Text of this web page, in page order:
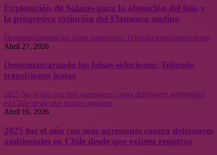
Explotación de Salares para la obtención del litio y
la progresiva extinción del Flamenco andino
Desenmascarando las falsas soluciones: Tejiendo transiciones justas
Abril 27, 2026
Desenmascarando las falsas soluciones: Tejiendo
transiciones justas
2025 fue el año con más agresiones contra defensores ambientales
en Chile desde que existen registros
Abril 16, 2026
2025 fue el año con más agresiones contra defensores
ambientales en Chile desde que existen registros